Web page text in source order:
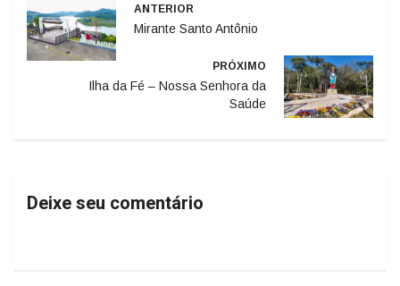
ANTERIOR
Mirante Santo Antônio
PRÓXIMO
Ilha da Fé – Nossa Senhora da
Saúde
Deixe seu comentário